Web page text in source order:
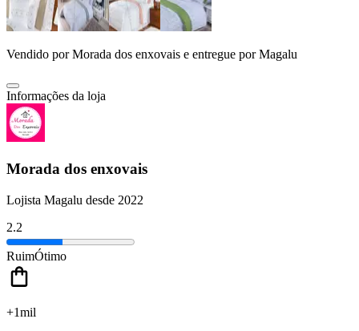
Vendido porMorada dos enxovais e entregue por Magalu
Informações da loja
Morada dos enxovais
Lojista Magalu desde 2022
2.2
RuimÓtimo
+1mil